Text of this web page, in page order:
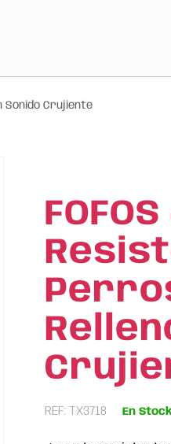
Sonido Crujiente
REF: TX3718 En Stock